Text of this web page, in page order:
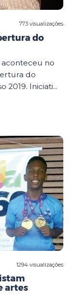
773 visualizações
do
aconteceu no
do
2019. Iniciati...
1294 visualizações
artes